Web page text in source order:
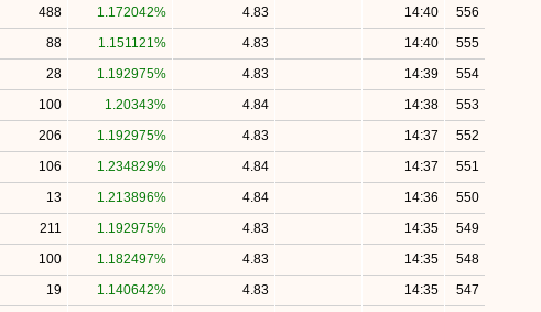
556
14:40
4.83
1.172042%
488
555
14:40
4.83
1.151121%
88
554
14:39
4.83
1.192975%
28
553
14:38
4.84
1.20343%
100
552
14:37
4.83
1.192975%
206
551
14:37
4.84
1.234829%
106
550
14:36
4.84
1.213896%
13
549
14:35
4.83
1.192975%
211
548
14:35
4.83
1.182497%
100
547
14:35
4.83
1.140642%
19